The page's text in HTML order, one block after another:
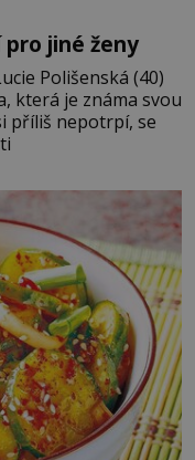
pro jiné ženy
Polišenská (40)
která je známa svou
příliš nepotrpí, se